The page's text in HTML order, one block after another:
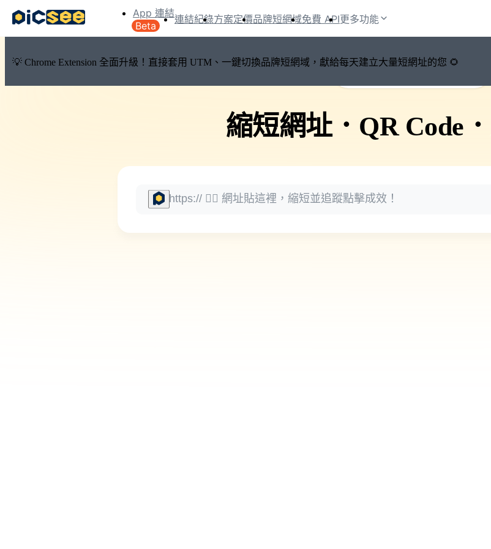
💡 Chrome Extension 全面升級！直接套用 UTM、一鍵切換品牌短網域，獻給每天建立大量短網址的您 🌻
App 連結
Beta
連結紀錄方案定價品牌短網域免費 API更多功能
🚀 PicSee 短網址永久有效
縮短網址． QR Code ．